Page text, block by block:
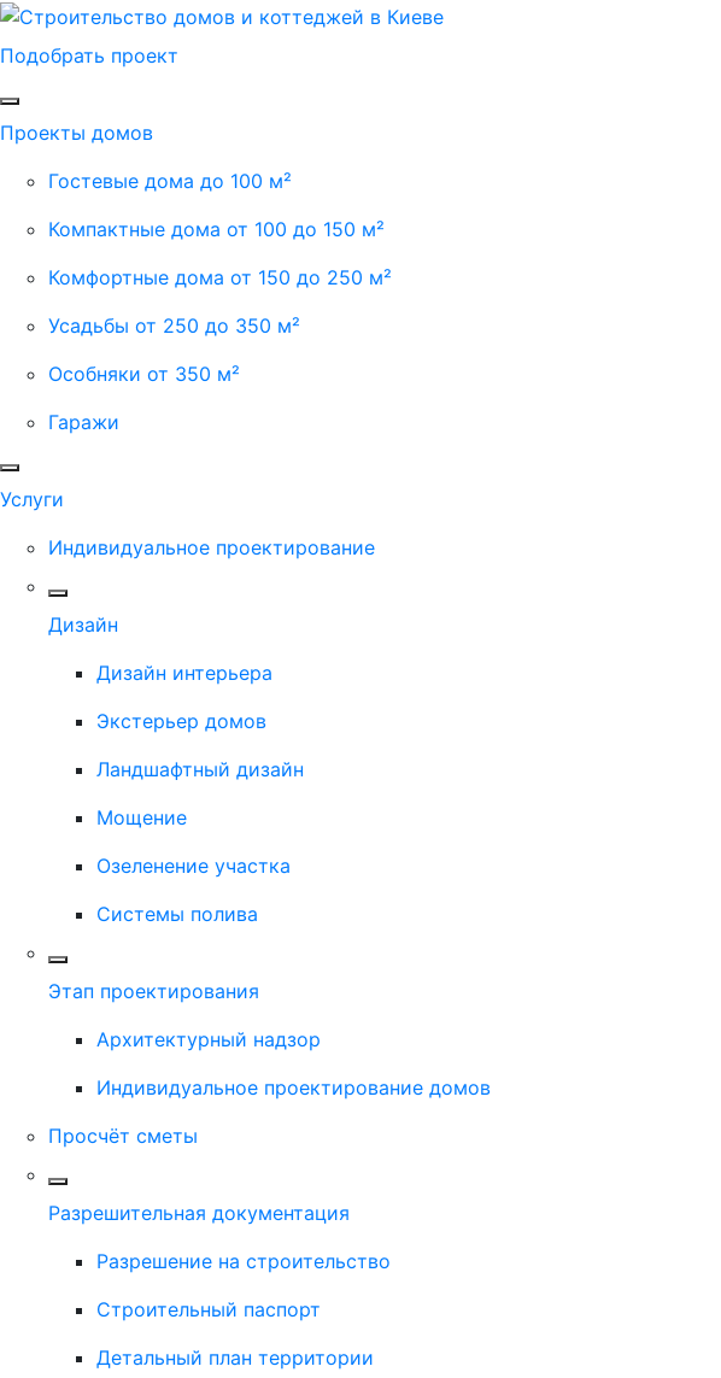
Подобрать проект
Проекты домов
Гостевые дома до 100 м²
Компактные дома от 100 до 150 м²
Комфортные дома от 150 до 250 м²
Усадьбы от 250 до 350 м²
Особняки от 350 м²
Гаражи
Услуги
Индивидуальное проектирование
Дизайн
Дизайн интерьера
Экстерьер домов
Ландшафтный дизайн
Мощение
Озеленение участка
Системы полива
Этап проектирования
Архитектурный надзор
Индивидуальное проектирование домов
Просчёт сметы
Разрешительная документация
Разрешение на строительство
Строительный паспорт
Детальный план территории